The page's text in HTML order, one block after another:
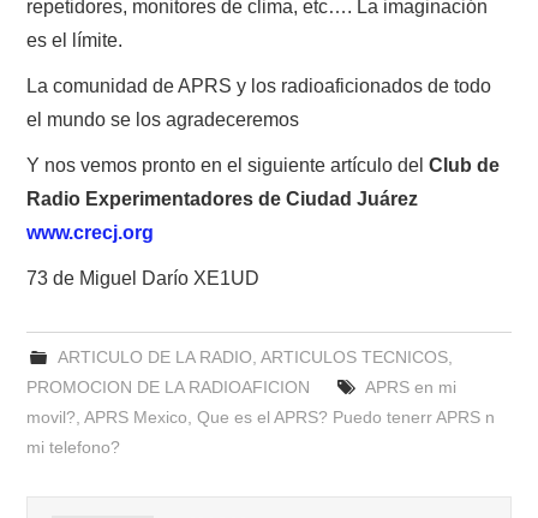
repetidores, monitores de clima, etc…. La imaginación
es el límite.
La comunidad de APRS y los radioaficionados de todo
el mundo se los agradeceremos
Y nos vemos pronto en el siguiente artículo delClub de
Radio Experimentadores de Ciudad Juárez
www.crecj.org
73 de Miguel Darío XE1UD
ARTICULO DE LA RADIO ARTICULOS TECNICOS,
PROMOCION DE LA RADIOAFICION
APRS en mi
movil? ,APRS Mexico ,Que es el APRS? Puedo tenerr APRS n
mi telefono?